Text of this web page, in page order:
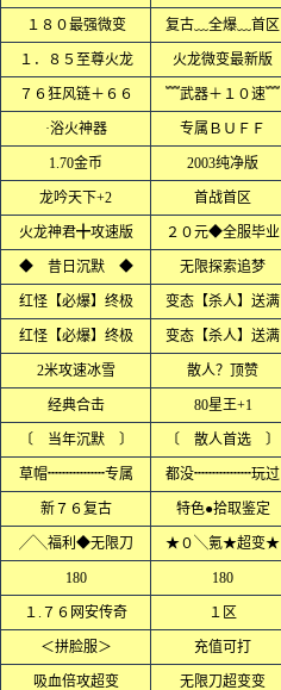
１８０最强微变 复古﹏全爆﹏首区
１．８５至尊火龙 火龙微变最新版
７６狂风链＋６６ ﹌武器＋１０速﹌
·浴火神器 专属ＢＵＦＦ
1.70金币 2003纯净版
龙吟天下+2 首战首区
火龙神君╋攻速版 ２０元◆全服毕业
◆ 昔日沉默 ◆ 无限探索追梦
红怪【必爆】终极 变态【杀人】送满
红怪【必爆】终极 变态【杀人】送满
2米攻速冰雪 散人？顶赞
经典合击 80星王+1
〔 当年沉默 〕 〔 散人首选 〕
草帽┉┉┉┉专属 都没┉┉┉┉玩过
新７６复古 特色●拾取鉴定
╱╲福利◆无限刀 ★０╲氪★超变★
180 180
１.７６网安传奇 １区
＜拼脸服＞ 充值可打
吸血倍攻超变 无限刀超变变